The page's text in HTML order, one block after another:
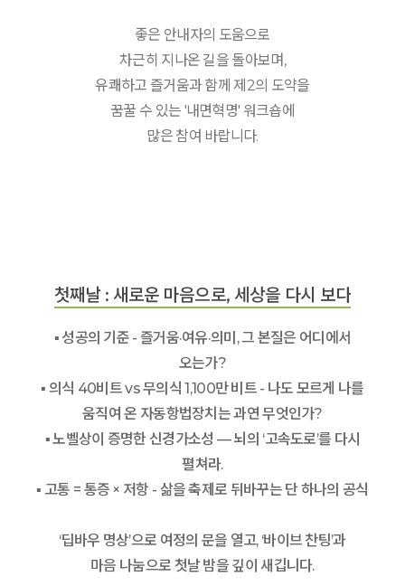
좋은 안내자의 도움으로
차근히 지나온 길을 돌아보며,
유쾌하고 즐거움과 함께 제2의 도약을
꿈꿀 수 있는 '내면혁명' 워크숍에
많은 참여 바랍니다.
첫째날 : 새로운 마음으로, 세상을 다시 보다
▪ 성공의 기준 - 즐거움·여유·의미, 그 본질은 어디에서
오는가?
▪ 의식 40비트 vs 무의식 1,100만 비트 - 나도 모르게 나를
움직여 온 자동항법장치는 과연 무엇인가?
▪ 노벨상이 증명한 신경가소성 — 뇌의 ‘고속도로’를 다시
펼쳐라.
▪ 고통 = 통증 × 저항 - 삶을 축제로 뒤바꾸는 단 하나의 공식
‘딥바우 명상’으로 여정의 문을 열고, ‘바이브 찬팅’과
마음 나눔으로 첫날 밤을 깊이 새깁니다.